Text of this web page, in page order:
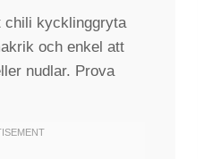
chili kycklinggryta
och enkel att
nudlar. Prova